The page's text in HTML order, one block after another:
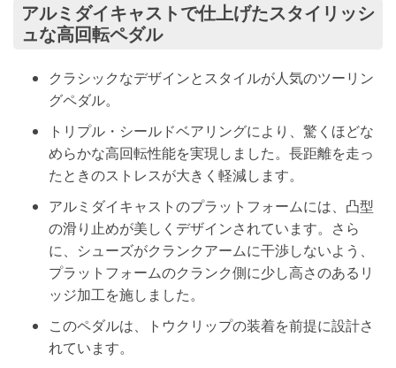
アルミダイキャストで仕上げたスタイリッシ
ュな高回転ペダル
クラシックなデザインとスタイルが人気のツーリン
グペダル。
トリプル・シールドベアリングにより、驚くほどな
めらかな高回転性能を実現しました。長距離を走っ
たときのストレスが大きく軽減します。
アルミダイキャストのプラットフォームには、凸型
の滑り止めが美しくデザインされています。さら
に、シューズがクランクアームに干渉しないよう、
プラットフォームのクランク側に少し高さのあるリ
ッジ加工を施しました。
このペダルは、トウクリップの装着を前提に設計さ
れています。